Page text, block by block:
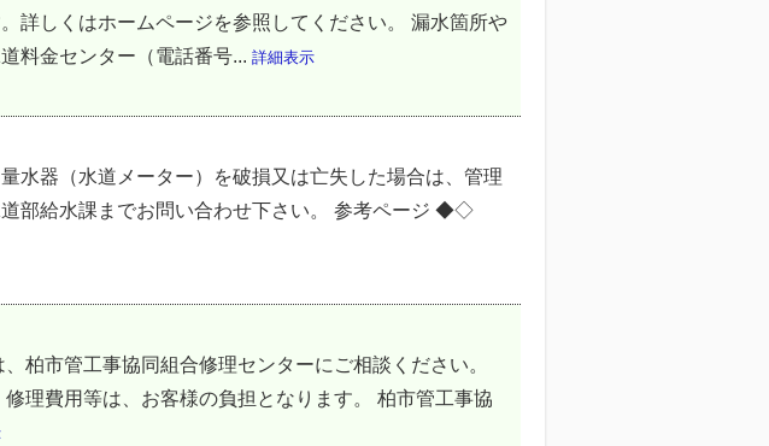
詳しくはホームページを参照してください。 漏水箇所や
料金センター（電話番号... 詳細表示
水器（水道メーター）を破損又は亡失した場合は、管理
部給水課までお問い合わせ下さい。 参考ページ ◆◇
柏市管工事協同組合修理センターにご相談ください。
理費用等は、お客様の負担となります。 柏市管工事協